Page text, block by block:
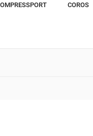
COROS